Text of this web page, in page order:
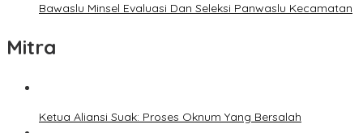
Bawaslu Minsel Evaluasi Dan Seleksi Panwaslu Kecamatan
Mitra
Ketua Aliansi Suak: Proses Oknum Yang Bersalah